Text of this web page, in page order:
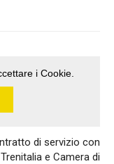
i Cookie.
di servizio con
Trenitalia e Camera di